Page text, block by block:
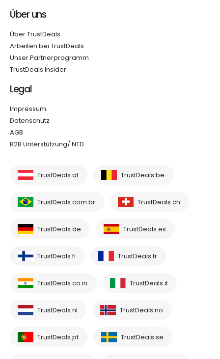
Über uns
Über TrustDeals
Arbeiten bei TrustDeals
Unser Partnerprogramm
TrustDeals Insider
Legal
Impressum
Datenschutz
AGB
B2B Unterstützung/ NTD
TrustDeals.at TrustDeals.be
TrustDeals.com.br TrustDeals.ch
TrustDeals.de TrustDeals.es
TrustDeals.fi TrustDeals.fr
TrustDeals.co.in TrustDeals.it
TrustDeals.nl TrustDeals.no
TrustDeals.pt TrustDeals.se